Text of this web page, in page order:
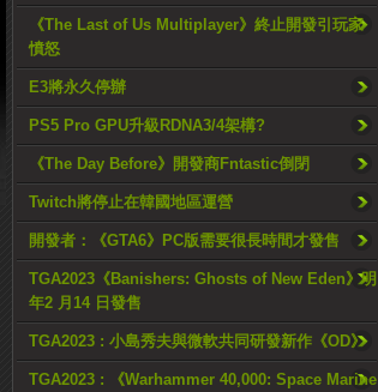
《The Last of Us Multiplayer》終止開發引玩家
憤怒
E3將永久停辦
PS5 Pro GPU升級RDNA3/4架構?
《The Day Before》開發商Fntastic倒閉
Twitch將停止在韓國地區運營
開發者：《GTA6》PC版需要很長時間才發售
TGA2023《Banishers: Ghosts of New Eden》明
年2 月14 日發售
TGA2023 : 小島秀夫與微軟共同研發新作《OD》
TGA2023 : 《Warhammer 40,000: Space Marine